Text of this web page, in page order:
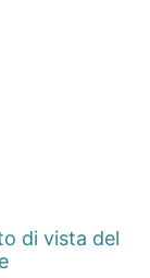
di vista del